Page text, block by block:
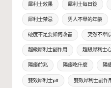
犀利士效果 犀利士每日錠
犀利士禁忌 男人不舉的年齡
硬度不足要如何改善 突然不舉
超級犀利士副作用 超級犀利士
陽痿前兆 陽痿吃什麼 陽
雙效犀利士ptt 雙效犀利士副作